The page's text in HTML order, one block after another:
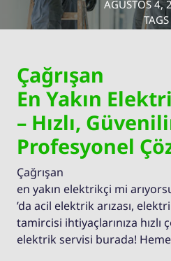
AĞUSTOS 4,
TAGS
Çağrışan
En Yakın
– Hızlı,
Profesyonel
Çağrışan
en yakın elektrikçi mi
’da acil elektrik arızası,
tamircisi ihtiyaçlarınıza hızlı
elektrik servisi burada!